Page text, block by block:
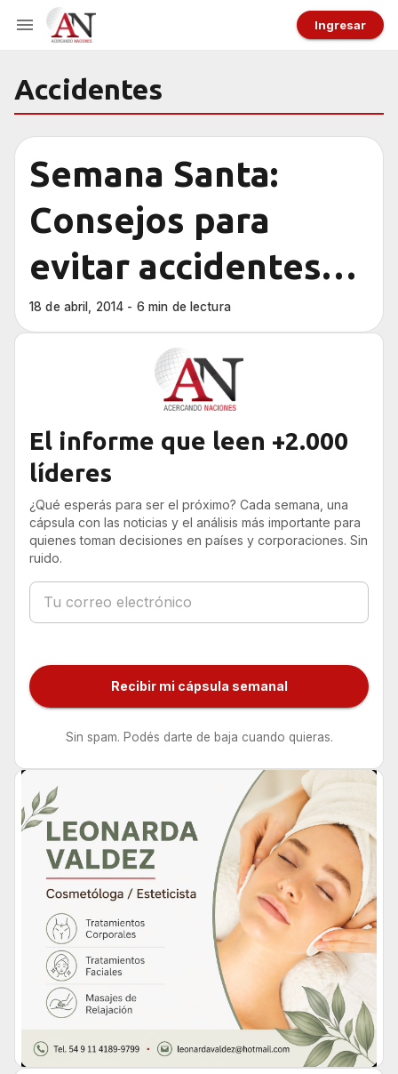
Ingresar
Accidentes
Semana Santa:
Consejos para
evitar accidentes
viales
18 de abril, 2014 - 6 min de lectura
El informe que leen +2.000
líderes
¿Qué esperás para ser el próximo? Cada semana, una
cápsula con las noticias y el análisis más importante para
quienes toman decisiones en países y corporaciones. Sin
ruido.
Recibir mi cápsula semanal
Sin spam. Podés darte de baja cuando quieras.